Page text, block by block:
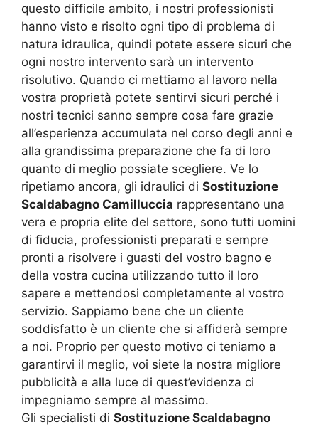
questo difficile ambito, i nostri professionisti
hanno visto e risolto ogni tipo di problema di
natura idraulica, quindi potete essere sicuri che
ogni nostro intervento sarà un intervento
risolutivo. Quando ci mettiamo al lavoro nella
vostra proprietà potete sentirvi sicuri perché i
nostri tecnici sanno sempre cosa fare grazie
all’esperienza accumulata nel corso degli anni e
alla grandissima preparazione che fa di loro
quanto di meglio possiate scegliere. Ve lo
ripetiamo ancora, gli idraulici di Sostituzione
Scaldabagno Camilluccia rappresentano una
vera e propria elite del settore, sono tutti uomini
di fiducia, professionisti preparati e sempre
pronti a risolvere i guasti del vostro bagno e
della vostra cucina utilizzando tutto il loro
sapere e mettendosi completamente al vostro
servizio. Sappiamo bene che un cliente
soddisfatto è un cliente che si affiderà sempre
a noi. Proprio per questo motivo ci teniamo a
garantirvi il meglio, voi siete la nostra migliore
pubblicità e alla luce di quest’evidenza ci
impegniamo sempre al massimo.
Gli specialisti di Sostituzione Scaldabagno